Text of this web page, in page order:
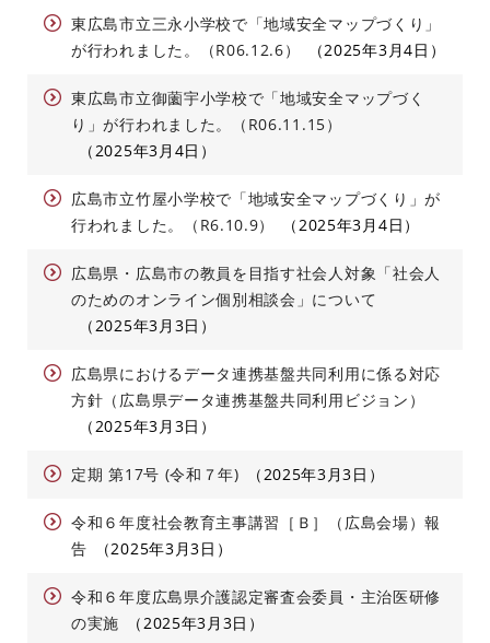
東広島市立三永小学校で「地域安全マップづくり」
が行われました。（R06.12.6）
2025年3月4日
東広島市立御薗宇小学校で「地域安全マップづく
り」が行われました。（R06.11.15）
2025年3月4日
広島市立竹屋小学校で「地域安全マップづくり」が
行われました。（R6.10.9）
2025年3月4日
広島県・広島市の教員を目指す社会人対象「社会人
のためのオンライン個別相談会」について
2025年3月3日
広島県におけるデータ連携基盤共同利用に係る対応
方針（広島県データ連携基盤共同利用ビジョン）
2025年3月3日
定期 第17号 (令和７年) 2025年3月3日
令和６年度社会教育主事講習［Ｂ］（広島会場）報
告
2025年3月3日
令和６年度広島県介護認定審査会委員・主治医研修
の実施
2025年3月3日